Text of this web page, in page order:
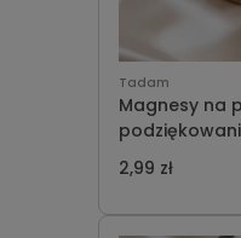
Tadam
Magnesy na
Komunii wzór 4
2,99 zł